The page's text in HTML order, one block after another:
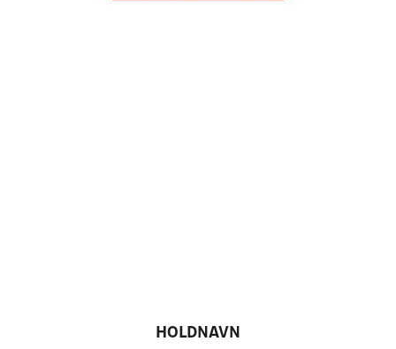
HOLDNAVN